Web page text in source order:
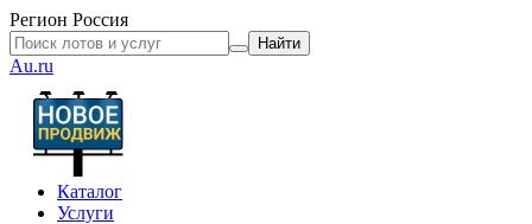
Регион Россия
Найти
Au.ru
Каталог
Услуги